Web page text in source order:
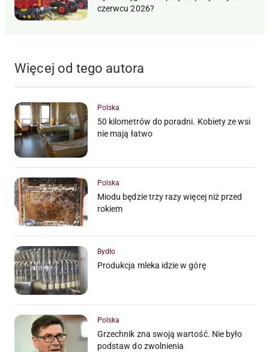
czerwcu 2026?
Więcej od tego autora
Polska
50 kilometrów do poradni. Kobiety ze wsi
nie mają łatwo
Polska
Miodu będzie trzy razy więcej niż przed
rokiem
Bydło
Produkcja mleka idzie w górę
Polska
Grzechnik zna swoją wartość. Nie było
podstaw do zwolnienia